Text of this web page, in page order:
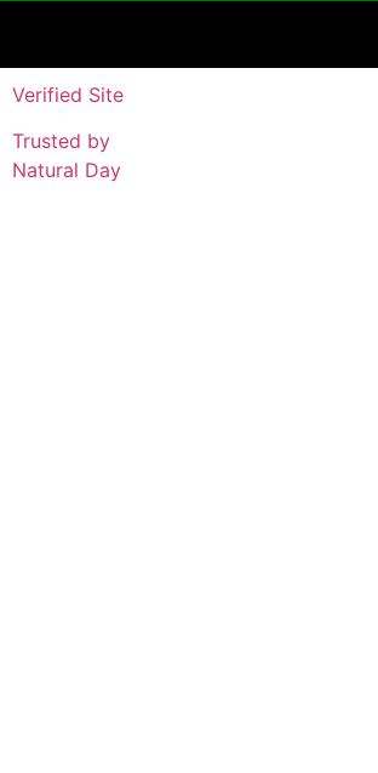
Verified Site
Trusted by
Natural Day